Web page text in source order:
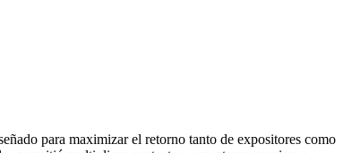
para maximizar el retorno tanto de expositores como